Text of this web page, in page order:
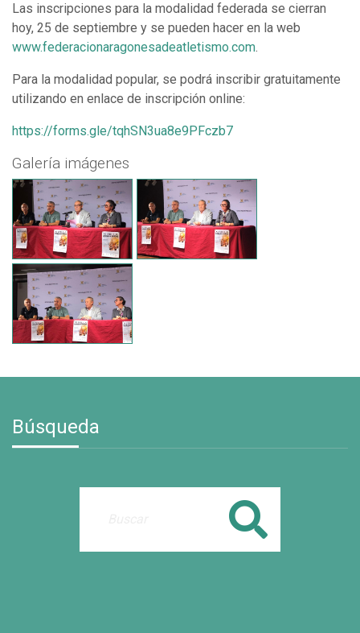
Las inscripciones para la modalidad federada se cierran
hoy, 25 de septiembre y se pueden hacer en la web
www.federacionaragonesadeatletismo.com.
Para la modalidad popular, se podrá inscribir gratuitamente
utilizando en enlace de inscripción online:
https://forms.gle/tqhSN3ua8e9PFczb7
Galería imágenes
Búsqueda
Buscar